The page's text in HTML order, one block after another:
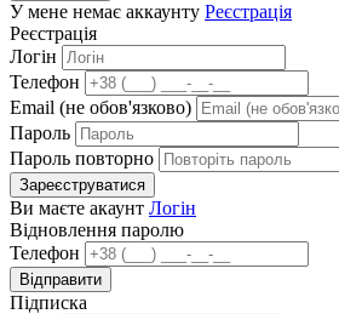
У мене немає аккаунту Реєстрація
Реєстрація
Логін
Телефон
Email (не обов'язково)
Пароль
Пароль повторно
Зареєструватися
Ви маєте акаунт Логін
Відновлення паролю
Телефон
Відправити
Підписка